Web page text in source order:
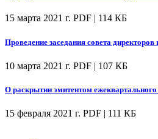
15 марта 2021 г. PDF | 114 КБ
Проведение заседания совета директоров
10 марта 2021 г. PDF | 107 КБ
О раскрытии эмитентом ежеквартального
15 февраля 2021 г. PDF | 111 КБ